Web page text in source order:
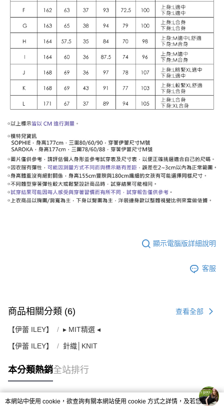
顯示電腦版詳細說明
客服
商品相關分類 (6) 查看全部
【伊蕾 ILEY】 ▸ MIT精選 ◂
【伊蕾 ILEY】 針織│KNIT
本分類熱銷全站排行
本網站中使用 cookie，欲查詢有關本網站使用 cookie 方式之詳情，及若您不希